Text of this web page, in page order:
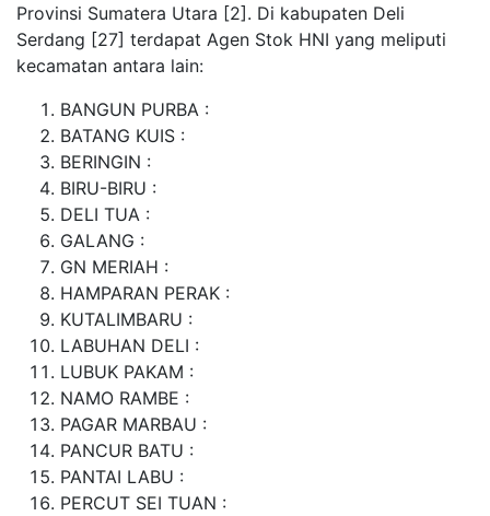
Provinsi Sumatera Utara [2]. Di kabupaten Deli
Serdang [27] terdapat Agen Stok HNI yang meliputi
kecamatan antara lain:
BANGUN PURBA :
BATANG KUIS :
BERINGIN :
BIRU-BIRU :
DELI TUA :
GALANG :
GN MERIAH :
HAMPARAN PERAK :
KUTALIMBARU :
LABUHAN DELI :
LUBUK PAKAM :
NAMO RAMBE :
PAGAR MARBAU :
PANCUR BATU :
PANTAI LABU :
PERCUT SEI TUAN :